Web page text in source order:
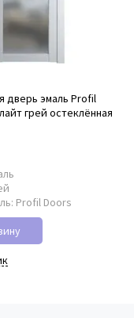
дверь эмаль Profil
грей остеклённая
Profil Doors